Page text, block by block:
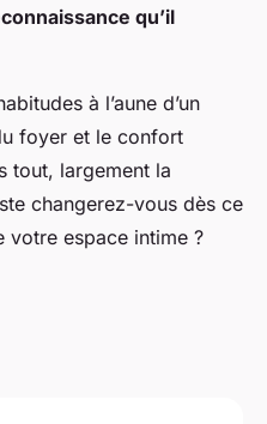
qu’il
à l’aune d’un
foyer et le confort
tout, largement la
changerez-vous dès ce
votre espace intime ?